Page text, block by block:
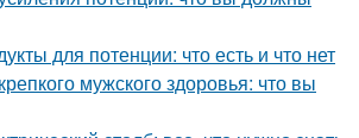
для потенции: что есть и что нет
мужского здоровья: что вы